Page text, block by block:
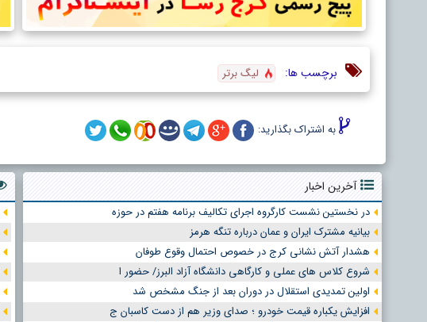
برچسب ها: لیگ برتر
به اشتراک بگذارید:
آخرین اخبار
در نخستین نشست کارگروه اجرای تکالیف برنامه هفتم در حوزه
بیانیه مشترک ایران و عمان درباره تنگه هرمز
هشدار آتش نشانی کرج در خصوص احتمال وقوع طوفان
شروع کلاس های عملی و کارگاهی دانشگاه آزاد البرز/ حضور ا
اولین تمدیدی استقلال در دوران بعد از جنگ مشخص شد
افزایش یکباره قیمت خودرو ؛ صدای وزیر هم از دست کاسبان ج